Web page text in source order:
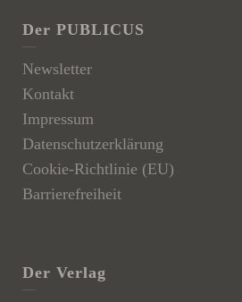
Der PUBLICUS
Newsletter
Kontakt
Impressum
Datenschutzerklärung
Cookie-Richtlinie (EU)
Barrierefreiheit
Der Verlag